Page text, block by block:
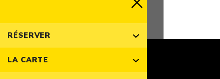
RÉSERVER
LA CARTE